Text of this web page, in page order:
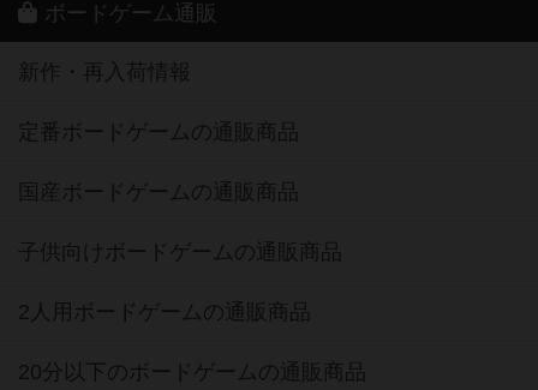
ボードゲーム通販
新作・再入荷情報
定番ボードゲームの通販商品
国産ボードゲームの通販商品
子供向けボードゲームの通販商品
2人用ボードゲームの通販商品
20分以下のボードゲームの通販商品